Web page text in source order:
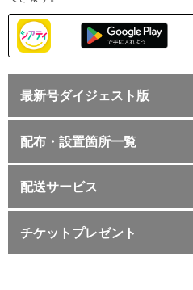
最新号ダイジェスト版
配布・設置箇所一覧
配送サービス
チケットプレゼント